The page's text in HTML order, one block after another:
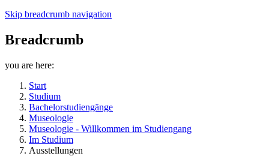
Skip breadcrumb navigation
Breadcrumb
you are here:
Start
Studium
Bachelorstudiengänge
Museologie
Museologie - Willkommen im Studiengang
Im Studium
Ausstellungen